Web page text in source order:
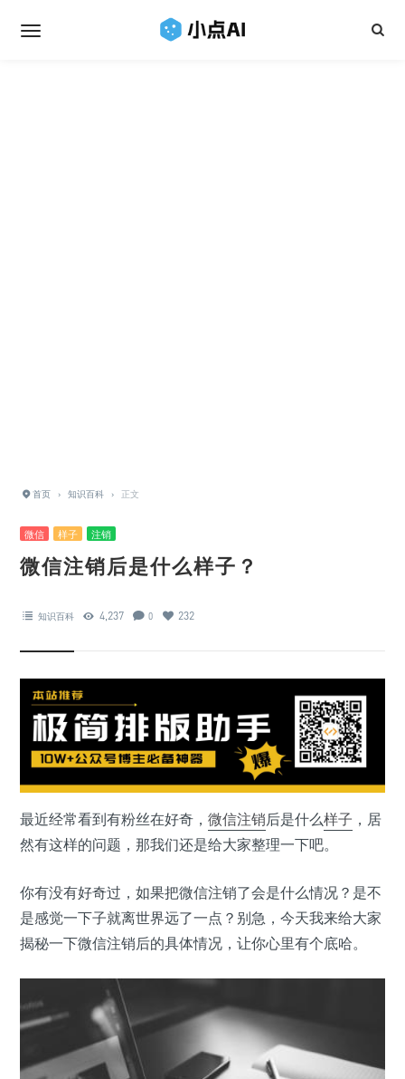
首页 › 知识百科 › 正文
微信 样子 注销
微信注销后是什么样子？
知识百科 4,237 0 232
最近经常看到有粉丝在好奇， 微信注销后是什么样子 ，居
然有这样的问题，那我们还是给大家整理一下吧。
你有没有好奇过，如果把微信注销了会是什么情况？是不
是感觉一下子就离世界远了一点？别急，今天我来给大家
揭秘一下微信注销后的具体情况，让你心里有个底哈。